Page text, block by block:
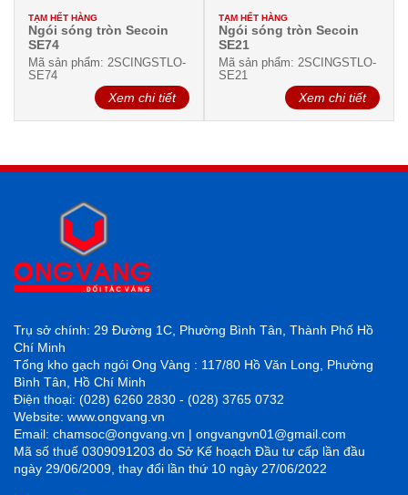
TẠM HẾT HÀNG
Ngói sóng tròn Secoin
SE74
Mã sản phẩm: 2SCINGSTLO-
SE74
Xem chi tiết
TẠM HẾT HÀNG
Ngói sóng tròn Secoin
SE21
Mã sản phẩm: 2SCINGSTLO-
SE21
Xem chi tiết
Trụ sở chính: 29 Đường 1C, Phường Bình Tân, Thành Phố Hồ
Chí Minh
Tổng kho gạch ngói Ong Vàng : 117/80 Hồ Văn Long, Phường
Bình Tân, Hồ Chí Minh
Điện thoại: (028) 6260 2830 - (028) 3765 0732
Website: www.ongvang.vn
Email: chamsoc@ongvang.vn | ongvangvn01@gmail.com
Mã số thuế 0309091203 do Sở Kế hoạch Đầu tư cấp lần đầu
ngày 29/06/2009, thay đổi lần thứ 10 ngày 27/06/2022